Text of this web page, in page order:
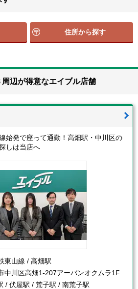
住所から探す
辺が得意なエイブル店舗
始発で座って通勤！高畑駅・中川区の
しは当店へ
東山線 / 高畑駅
中川区高畑1-207アーバンオクムラ1F
/ 伏屋駅 / 荒子駅 / 南荒子駅